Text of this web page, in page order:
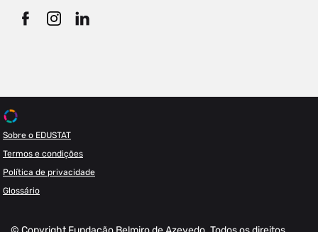
Sobre o EDUSTAT
Termos e condições
Política de privacidade
Glossário